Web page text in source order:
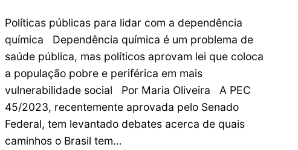
Políticas públicas para lidar com a dependência
química Dependência química é um problema de
saúde pública, mas políticos aprovam lei que coloca
a população pobre e periférica em mais
vulnerabilidade social Por Maria Oliveira A PEC
45/2023, recentemente aprovada pelo Senado
Federal, tem levantado debates acerca de quais
caminhos o Brasil tem…